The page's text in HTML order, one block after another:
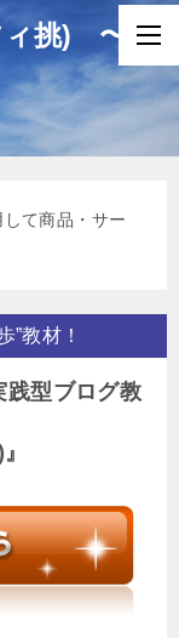
ィ挑) 〜
て商品・サー
”教材！
践型ブログ教